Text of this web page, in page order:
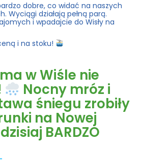
dobre, co widać na naszych
Wyciągi działają pełną parą.
i wpadajcie do Wisły na
i na stoku!
w Wiśle nie
Nocny mróz i
śniegu zrobiły
na Nowej
BARDZO